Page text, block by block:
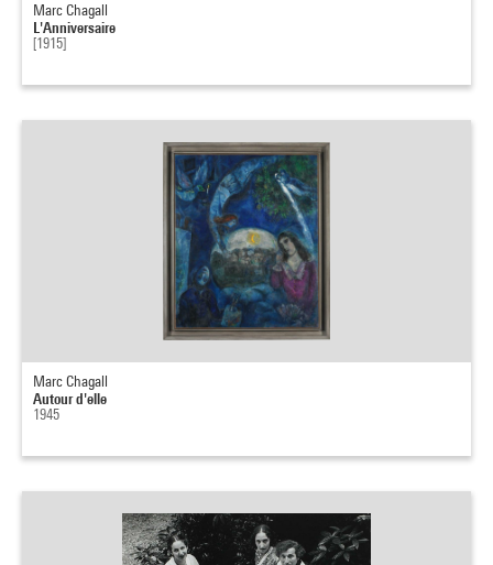
Marc Chagall
L'Anniversaire
[1915]
Marc Chagall
Autour d'elle
1945